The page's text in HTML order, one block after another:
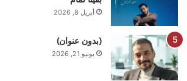
أبريل 8, 2026
(بدون عنوان)
يونيو 21, 2026